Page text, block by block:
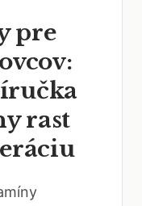
pre
rast